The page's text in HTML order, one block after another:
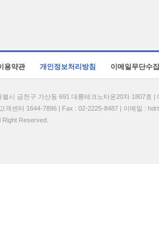
용약관 개인정보처리방침 이메일무단수
시 금천구 가산동 691 대륭테크노타운20차 1807
객센터 1644-7896 | Fax : 02-2225-8487 | 이메일 :
Reserved.